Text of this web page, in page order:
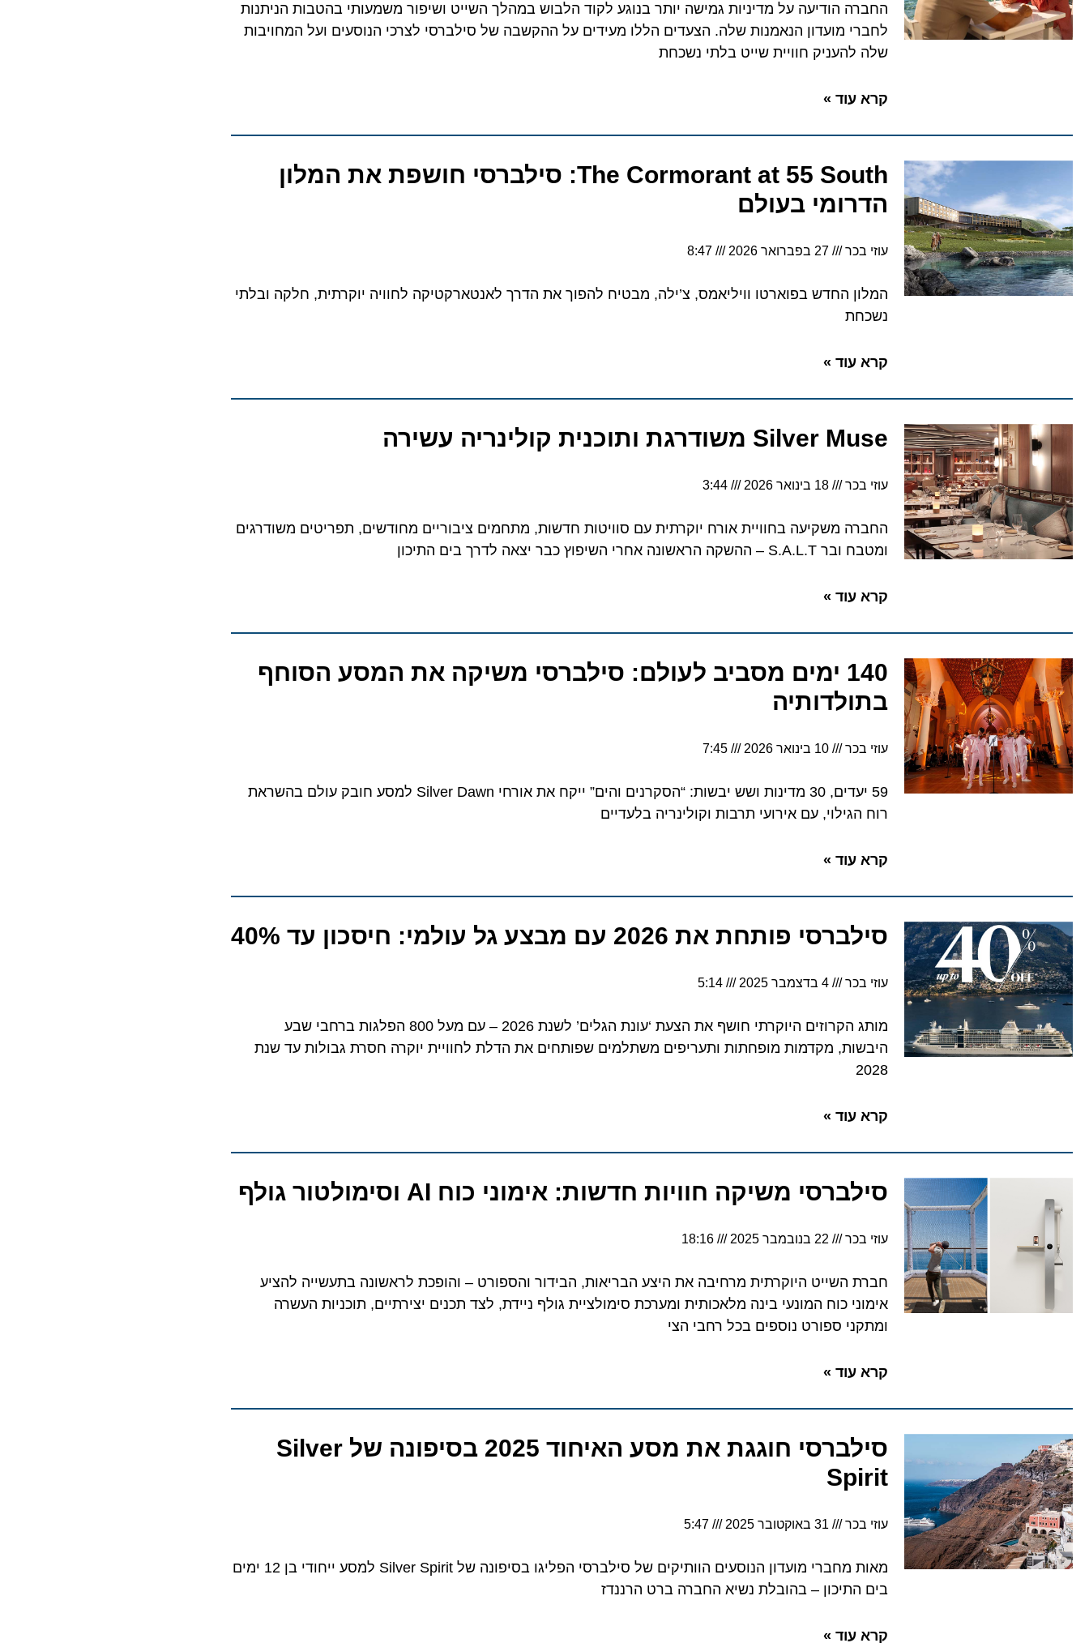
החברה הודיעה על מדיניות גמישה יותר בנוגע לקוד הלבוש במהלך השייט ושיפור משמעותי בהטבות הניתנות
לחברי מועדון הנאמנות שלה. הצעדים הללו מעידים על ההקשבה של סילברסי לצרכי הנוסעים ועל המחויבות
שלה להעניק חוויית שייט בלתי נשכחת
קרא עוד »
The Cormorant at 55 South: סילברסי חושפת את המלון
הדרומי בעולם
עוזי בכר 27 בפברואר 2026 8:47
המלון החדש בפוארטו וויליאמס, צ’ילה, מבטיח להפוך את הדרך לאנטארקטיקה לחוויה יוקרתית, חלקה ובלתי
נשכחת
קרא עוד »
Silver Muse משודרגת ותוכנית קולינריה עשירה
עוזי בכר 18 בינואר 2026 3:44
החברה משקיעה בחוויית אורח יוקרתית עם סוויטות חדשות, מתחמים ציבוריים מחודשים, תפריטים משודרגים
ומטבח ובר S.A.L.T – ההשקה הראשונה אחרי השיפוץ כבר יצאה לדרך בים התיכון
קרא עוד »
140 ימים מסביב לעולם: סילברסי משיקה את המסע הסוחף
בתולדותיה
עוזי בכר 10 בינואר 2026 7:45
59 יעדים, 30 מדינות ושש יבשות: “הסקרנים והים” ייקח את אורחי Silver Dawn למסע חובק עולם בהשראת
רוח הגילוי, עם אירועי תרבות וקולינריה בלעדיים
קרא עוד »
סילברסי פותחת את 2026 עם מבצע גל עולמי: חיסכון עד 40%
עוזי בכר 4 בדצמבר 2025 5:14
מותג הקרוזים היוקרתי חושף את הצעת ‘עונת הגלים’ לשנת 2026 – עם מעל 800 הפלגות ברחבי שבע
היבשות, מקדמות מופחתות ותעריפים משתלמים שפותחים את הדלת לחוויית יוקרה חסרת גבולות עד שנת
2028
קרא עוד »
סילברסי משיקה חוויות חדשות: אימוני כוח AI וסימולטור גולף
עוזי בכר 22 בנובמבר 2025 18:16
חברת השייט היוקרתית מרחיבה את היצע הבריאות, הבידור והספורט – והופכת לראשונה בתעשייה להציע
אימוני כוח המונעי בינה מלאכותית ומערכת סימולציית גולף ניידת, לצד תכנים יצירתיים, תוכניות העשרה
ומתקני ספורט נוספים בכל רחבי הצי
קרא עוד »
סילברסי חוגגת את מסע האיחוד 2025 בסיפונה של Silver
Spirit
עוזי בכר 31 באוקטובר 2025 5:47
מאות מחברי מועדון הנוסעים הוותיקים של סילברסי הפליגו בסיפונה של Silver Spirit למסע ייחודי בן 12 ימים
בים התיכון – בהובלת נשיא החברה ברט הרננדז
קרא עוד »